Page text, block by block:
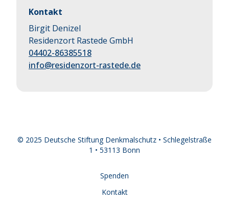
Kontakt
Birgit Denizel
Residenzort Rastede GmbH
04402-86385518
info@residenzort-rastede.de
© 2025 Deutsche Stiftung Denkmalschutz • Schlegelstraße
1 • 53113 Bonn
Spenden
Kontakt